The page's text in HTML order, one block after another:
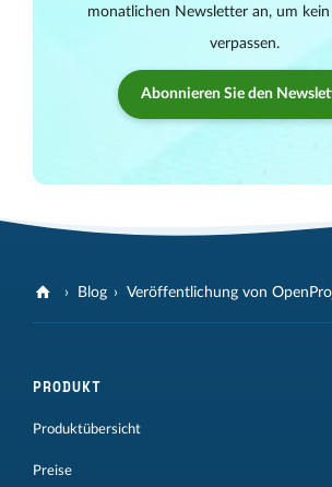
monatlichen Newsletter an, um
verpassen.
Abonnieren Sie den
Blog Veröffentlichung von
PRODUKT
Produktübersicht
Preise